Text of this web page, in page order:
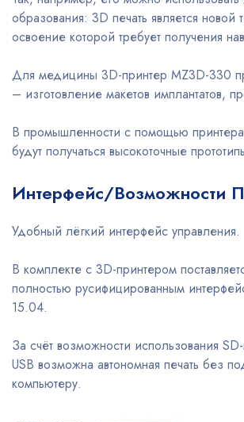
образования: 3D печать является новой
освоение которой требует получения
Для медицины 3D-принтер MZ3D-330
– изготовление макетов имплантатов,
В промышленности с помощью
будут получаться высокоточные
Интерфейс/Возможности
Удобный лёгкий интерфейс управления.
В комплекте с 3D-принтером
полностью русифицированным
15.04.
За счёт возможности использования
USB возможна автономная печать без
компьютеру.